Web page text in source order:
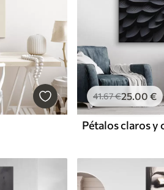
41.67€25.00 €